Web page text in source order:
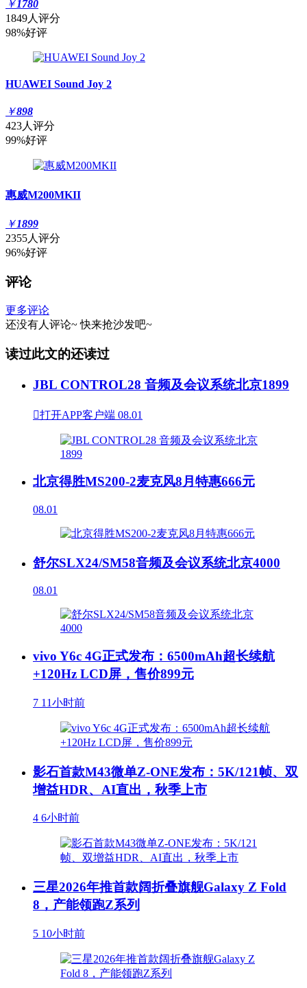
￥1780
1849人评分
98%好评
HUAWEI Sound Joy 2
￥898
423人评分
99%好评
惠威M200MKII
￥1899
2355人评分
96%好评
评论
更多评论
还没有人评论~ 快来抢沙发吧~
读过此文的还读过
JBL CONTROL28 音频及会议系统北京1899
打开APP客户端 08.01
北京得胜MS200-2麦克风8月特惠666元
08.01
舒尔SLX24/SM58音频及会议系统北京4000
08.01
vivo Y6c 4G正式发布：6500mAh超长续航
+120Hz LCD屏，售价899元
7 11小时前
影石首款M43微单Z-ONE发布：5K/121帧、双
增益HDR、AI直出，秋季上市
4 6小时前
三星2026年推首款阔折叠旗舰Galaxy Z Fold
8，产能领跑Z系列
5 10小时前